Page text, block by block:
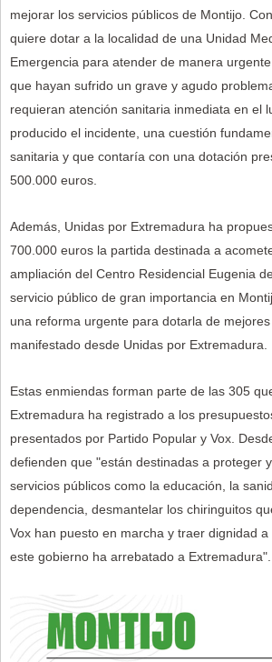
mejorar los servicios públicos de Montijo.
quiere dotar a la localidad de una Unidad
Emergencia para atender de manera
que hayan sufrido un grave y agudo
requieran atención sanitaria inmediata en el
producido el incidente, una cuestión
sanitaria y que contaría con una dotación
500.000 euros.
Además, Unidas por Extremadura ha
700.000 euros la partida destinada a
ampliación del Centro Residencial Eugenia
servicio público de gran importancia en
una reforma urgente para dotarla de
manifestado desde Unidas por Extremadura.
Estas enmiendas forman parte de las 305
Extremadura ha registrado a los
presentados por Partido Popular y Vox.
defienden que "están destinadas a proteger
servicios públicos como la educación, la
dependencia, desmantelar los chiringuitos
Vox han puesto en marcha y traer dignidad
este gobierno ha arrebatado a Extremadura".